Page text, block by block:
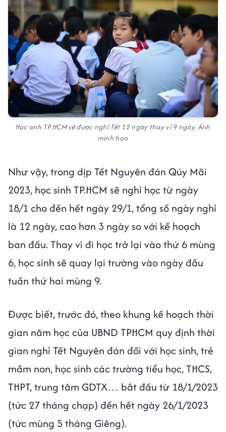
Học sinh TP.HCM sẽ được nghỉ Tết 12 ngày thay vì 9 ngày. Ảnh
minh họa
Như vậy, trong dịp Tết Nguyên đán Qúy Mãi
2023, học sinh TP.HCM sẽ nghỉ học từ ngày
18/1 cho đến hết ngày 29/1, tổng số ngày nghỉ
là 12 ngày, cao hơn 3 ngày so với kế hoạch
ban đầu. Thay vì đi học trở lại vào thứ 6 mùng
6, học sinh sẽ quay lại trường vào ngày đầu
tuần thứ hai mùng 9.
Được biết, trước đó, theo khung kế hoạch thời
gian năm học của UBND TPHCM quy định thời
gian nghỉ Tết Nguyên đán đối với học sinh, trẻ
mầm non, học sinh các trường tiểu học, THCS,
THPT, trung tâm GDTX… bắt đầu từ 18/1/2023
(tức 27 tháng chạp) đến hết ngày 26/1/2023
(tức mùng 5 tháng Giêng).